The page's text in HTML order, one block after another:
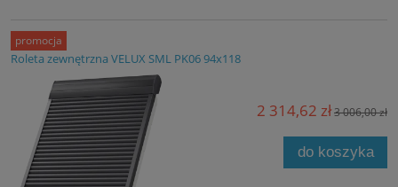
Roleta zewnętrzna VELUX SML PK06 94x118
2 314,62 zł3 006,00 zł
do koszyka
promocja